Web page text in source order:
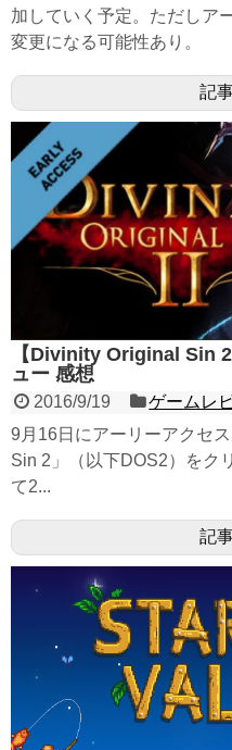
加していく予定。ただしア
変更になる可能性あり。
記
【Divinity Original Sin
ュー 感想
2016/9/19
ゲームレ
9月16日にアーリーアクセ
Sin 2」（以下DOS2）をク
て2...
記